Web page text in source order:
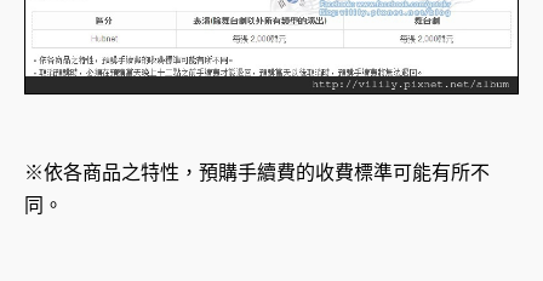
※依各商品之特性，預購手續費的收費標準可能有所不
同。